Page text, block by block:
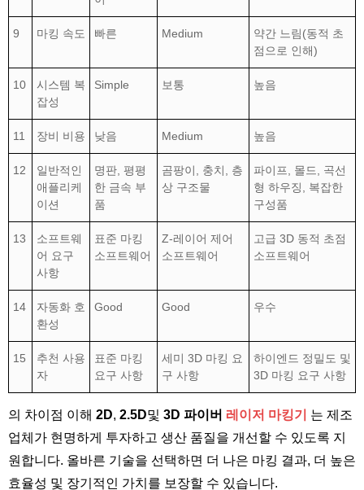
9 마킹 속도 빠른 Medium
약간 느림(동적 초
점으로 인해)
10
시스템 복
잡성
Simple 보통 높음
11 장비 비용 낮음 Medium 높음
12
일반적인
애플리케
이션
명판, 평평
한 금속 부
품
곰팡이, 충치, 층
상 구조물
파이프, 몰드, 곡선
형 하우징, 복잡한
구성품
13
소프트웨
어 요구
사항
표준 마킹
소프트웨어
Z-레이어 제어
소프트웨어
고급 3D 동적 초점
소프트웨어
14
자동화 호
환성
Good Good 우수
15
추천 사용
자
표준 마킹
요구 사항
세미 3D 마킹 요
구 사항
하이엔드 정밀도 및
3D 마킹 요구 사항
의 차이점 이해 2D, 2.5D및 3D 파이버 레이저 마킹기
는 제조
업체가 현명하게 투자하고 생산 품질을 개선할 수 있도록 지
원합니다. 올바른 기술을 선택하면 더 나은 마킹 결과, 더 높은
효율성 및 장기적인 가치를 보장할 수 있습니다.